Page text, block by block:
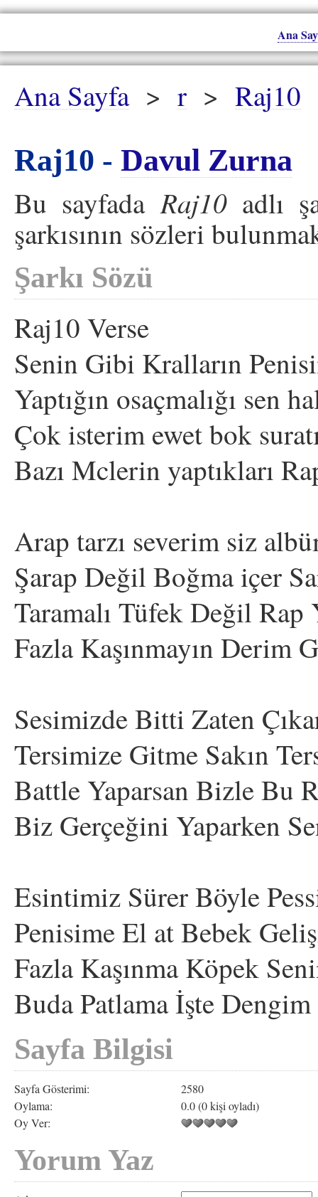
Ana
Ana Sayfa > r > Raj10
Raj10 - Davul Zurna
Bu sayfadaRaj10adlı
şarkısının sözleri
Şarkı Sözü
Raj10 Verse
Senin Gibi Kralların
Yaptığın osaçmalığı sen
Çok isterim ewet bok
Bazı Mclerin yaptıkları
Arap tarzı severim siz
Şarap Değil Boğma içer
Taramalı Tüfek Değil Rap
Fazla Kaşınmayın Derim
Sesimizde Bitti Zaten
Tersimize Gitme Sakın
Battle Yaparsan Bizle Bu
Biz Gerçeğini Yaparken
Esintimiz Sürer Böyle
Penisime El at Bebek
Fazla Kaşınma Köpek
Buda Patlama İşte
Sayfa Bilgisi
Sayfa Gösterimi:
2580
Oylama:
0.0 (0 kişi oyladı)
Oy Ver:
Yorum Yaz